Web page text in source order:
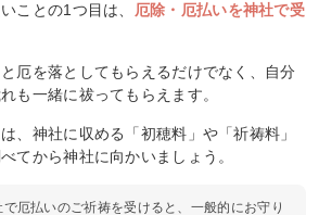
ことの1つ目は、 厄除・厄払いを神社で受
厄を落としてもらえるだけでなく、自分
も一緒に祓ってもらえます。
、神社に収める「初穂料」や「祈祷料」
てから神社に向かいましょう。
で厄払いのご祈祷を受けると、一般的にお守り